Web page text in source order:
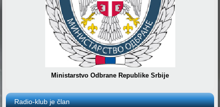
Ministarstvo Odbrane Republike Srbije
Radio-klub je član